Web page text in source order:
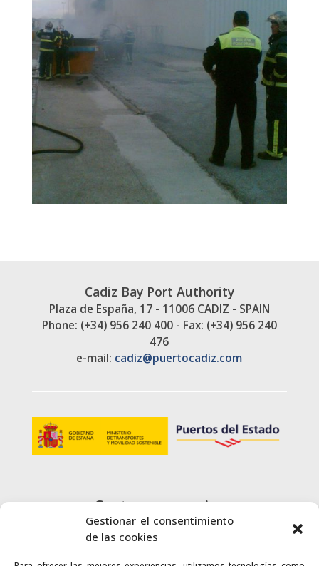
Gestionar el consentimiento
de las cookies
Cadiz Bay Port Authority
Plaza de España, 17 - 11006 CADIZ - SPAIN
Phone: (+34) 956 240 400 - Fax: (+34) 956 240
476
e-mail: cadiz@puertocadiz.com
Customer service
+34 900 720 415